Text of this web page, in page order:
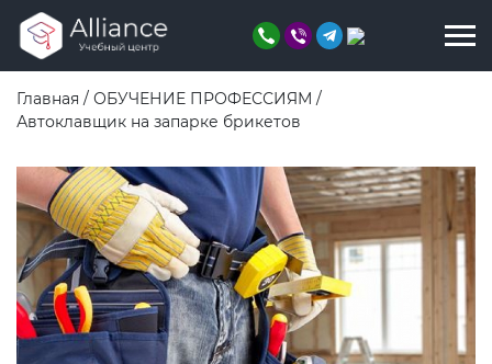
Главная / ОБУЧЕНИЕ ПРОФЕССИЯМ /
Автоклавщик на запарке брикетов